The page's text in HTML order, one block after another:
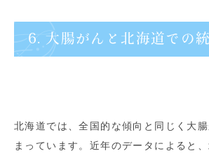
6. 大腸がんと北海道での
北海道では、全国的な傾向と同じく大
まっています。近年のデータによると